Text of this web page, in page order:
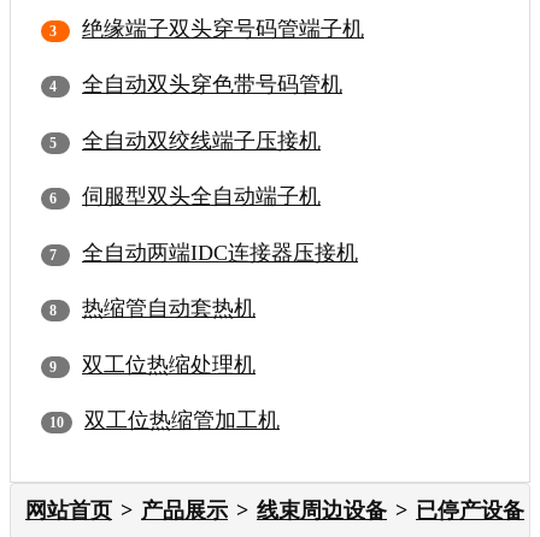
绝缘端子双头穿号码管端子机
全自动双头穿色带号码管机
全自动双绞线端子压接机
伺服型双头全自动端子机
全自动两端IDC连接器压接机
热缩管自动套热机
双工位热缩处理机
双工位热缩管加工机
网站首页 产品展示 线束周边设备 已停产设备